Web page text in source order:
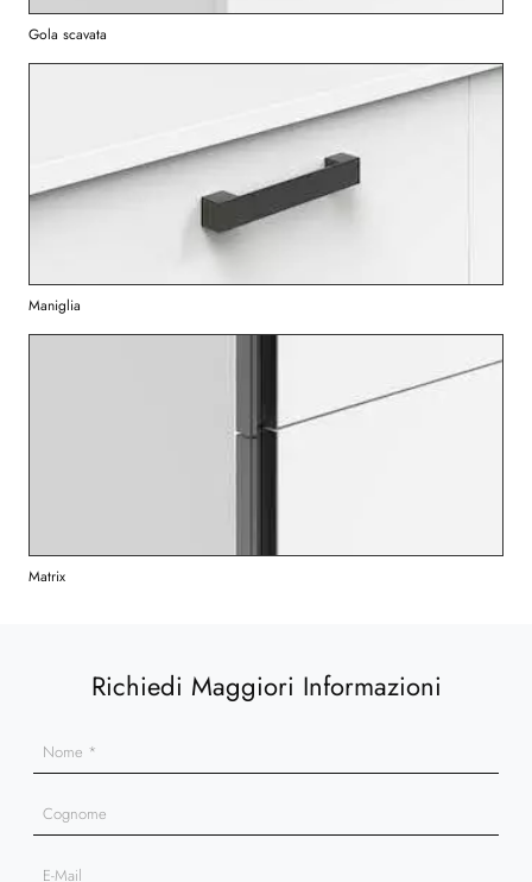
Gola scavata
Maniglia
Matrix
Richiedi Maggiori Informazioni